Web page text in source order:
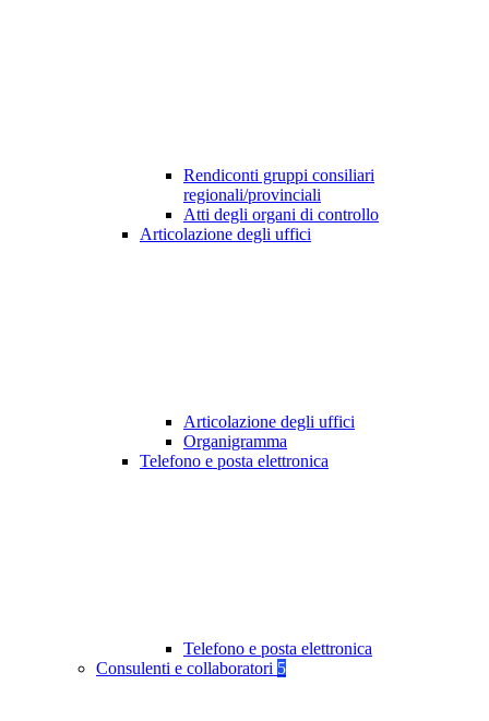
Rendiconti gruppi consiliari
regionali/provinciali
Atti degli organi di controllo
Articolazione degli uffici
Articolazione degli uffici
Organigramma
Telefono e posta elettronica
Telefono e posta elettronica
Consulenti e collaboratori 5